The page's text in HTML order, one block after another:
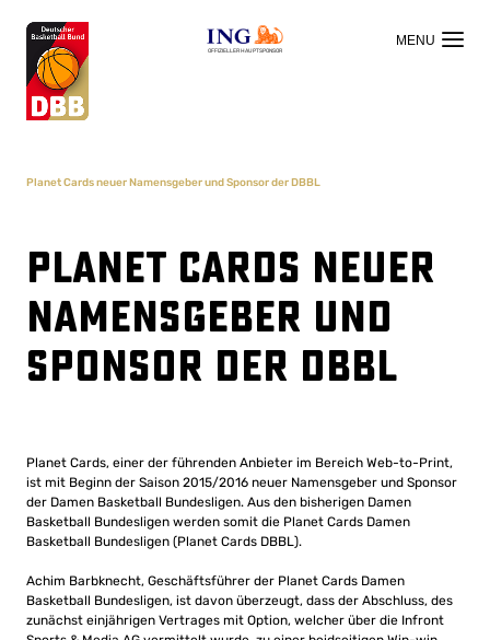
OFFIZIELLER HAUPTSPONSOR
Planet Cards neuer Namensgeber und Sponsor der DBBL
Planet Cards neuer
Namensgeber und
Sponsor der DBBL
Planet Cards, einer der führenden Anbieter im Bereich Web-to-Print,
ist mit Beginn der Saison 2015/2016 neuer Namensgeber und Sponsor
der Damen Basketball Bundesligen. Aus den bisherigen Damen
Basketball Bundesligen werden somit die Planet Cards Damen
Basketball Bundesligen (Planet Cards DBBL).
Achim Barbknecht, Geschäftsführer der Planet Cards Damen
Basketball Bundesligen, ist davon überzeugt, dass der Abschluss, des
zunächst einjährigen Vertrages mit Option, welcher über die Infront